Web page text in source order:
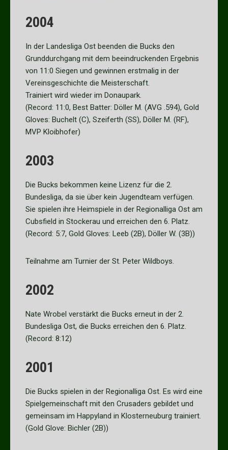
2004
In der Landesliga Ost beenden die Bucks den
Grunddurchgang mit dem beeindruckenden Ergebnis
von 11:0 Siegen und gewinnen erstmalig in der
Vereinsgeschichte die Meisterschaft.
Trainiert wird wieder im Donaupark.
(Record: 11:0, Best Batter: Döller M. (AVG .594), Gold
Gloves: Buchelt (C), Szeiferth (SS), Döller M. (RF),
MVP Kloibhofer)
2003
Die Bucks bekommen keine Lizenz für die 2.
Bundesliga, da sie über kein Jugendteam verfügen.
Sie spielen ihre Heimspiele in der Regionalliga Ost am
Cubsfield in Stockerau und erreichen den 6. Platz.
(Record: 5:7, Gold Gloves: Leeb (2B), Döller W. (3B))
Teilnahme am Turnier der St. Peter Wildboys.
2002
Nate Wrobel verstärkt die Bucks erneut in der 2.
Bundesliga Ost, die Bucks erreichen den 6. Platz.
(Record: 8:12)
2001
Die Bucks spielen in der Regionalliga Ost. Es wird eine
Spielgemeinschaft mit den Crusaders gebildet und
gemeinsam im Happyland in Klosterneuburg trainiert.
(Gold Glove: Bichler (2B))